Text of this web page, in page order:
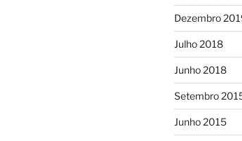
Dezembro
Julho 2018
Junho 2018
Setembro
Junho 2015